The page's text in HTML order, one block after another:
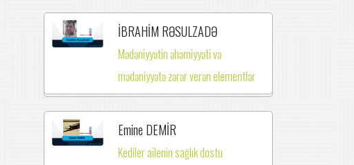
İBRAHİM RƏSULZADƏ
Mədəniyyətin əhəmiyyəti və
mədəniyyətə zərər verən elementlər
Emine DEMİR
Kediler ailenin sağlık dostu